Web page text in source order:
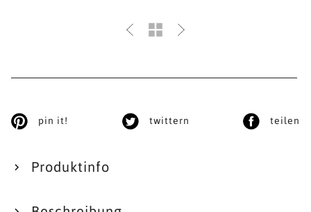
pin it! twittern teilen
Produktinfo